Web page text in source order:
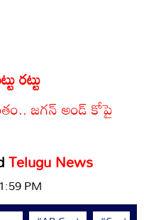
రట్టు
జగన్ అండ్ కోపై
Telugu News
PM